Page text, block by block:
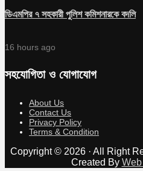
ডিএমপির ৭ সহকারী পুলিশ কমিশনারকে বদলি
16 hours ago
সহযোগিতা ও যোগাযোগ
About Us
Contact Us
Privacy Policy
Terms & Condition
Copyright © 2026 · All Right
Created By